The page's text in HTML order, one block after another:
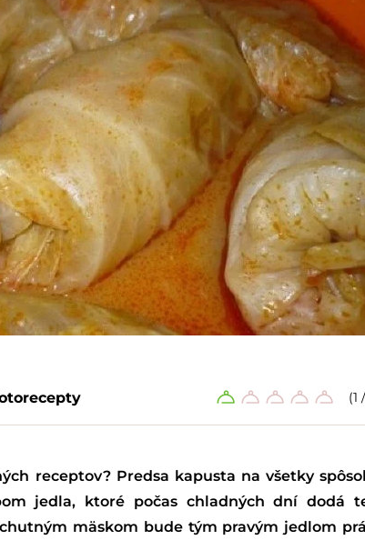
(1
receptov? Predsa kapusta na všetky
jedla, ktoré počas chladných dní dodá
mäskom bude tým pravým jedlom